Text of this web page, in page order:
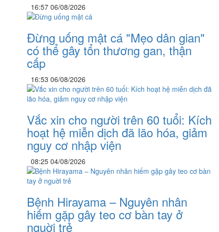
16:57 06/08/2026
Đừng uống mật cá "Mẹo dân gian"
có thể gây tổn thương gan, thận
cấp
16:53 06/08/2026
Vắc xin cho người trên 60 tuổi: Kích
hoạt hệ miễn dịch đã lão hóa, giảm
nguy cơ nhập viện
08:25 04/08/2026
Bệnh Hirayama – Nguyên nhân
hiếm gặp gây teo cơ bàn tay ở
nguời trẻ